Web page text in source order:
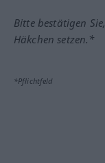
Bitte bestätigen
Häkchen setzen.*
*Pflichtfeld